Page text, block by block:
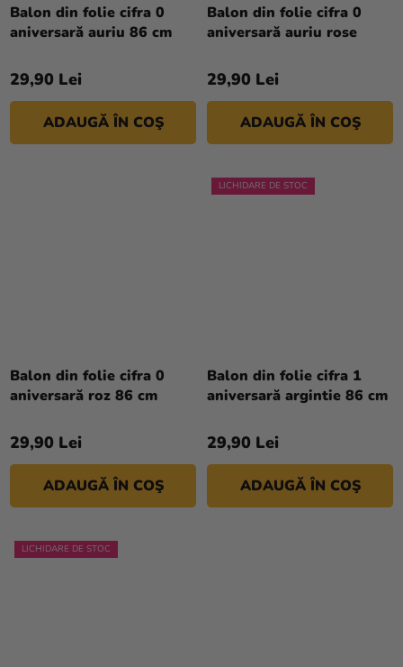
Balon din folie cifra 0
aniversară auriu 86 cm
29,90 Lei
ADAUGĂ ÎN COŞ
Balon din folie cifra 0
aniversară auriu rose
29,90 Lei
ADAUGĂ ÎN COŞ
Balon din folie cifra 0
aniversară roz 86 cm
29,90 Lei
ADAUGĂ ÎN COŞ
LICHIDARE DE STOC
Balon din folie cifra 1
aniversară argintie 86 cm
29,90 Lei
ADAUGĂ ÎN COŞ
LICHIDARE DE STOC